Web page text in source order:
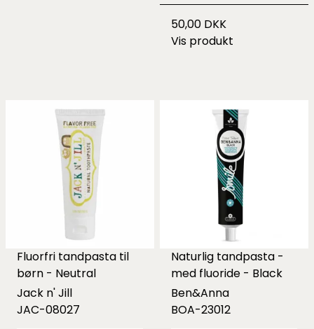
50,00 DKK
Vis produkt
Fluorfri tandpasta til
børn - Neutral
Jack n' Jill
JAC-08027
Naturlig tandpasta -
med fluoride - Black
Ben&Anna
BOA-23012